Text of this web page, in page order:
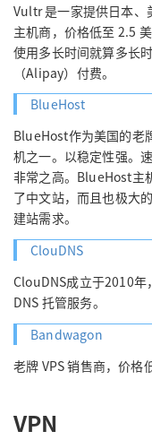
Vultr 是一家提供日本、
主机商，价格低至 2.5
使用多长时间就算多长
（Alipay）付费。
BlueHost
BlueHost作为美国的老
机之一。以稳定性强。
非常之高。BlueHost主
了中文站，而且也极大
建站需求。
ClouDNS
ClouDNS成立于2010年
DNS 托管服务。
Bandwagon
老牌 VPS 销售商，价格
VPN